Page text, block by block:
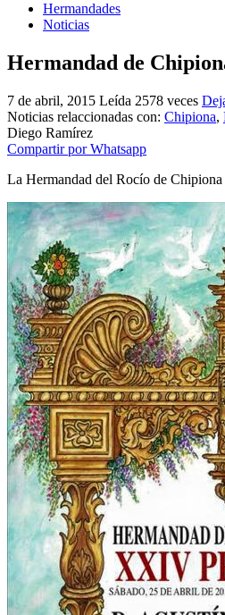
Hermandades
Noticias
Hermandad de
7 de abril, 2015 Leída 2578 veces
Noticias relaccionadas con: Chipiona,
Diego Ramírez
Compartir por Whatsapp
La Hermandad del Rocío de